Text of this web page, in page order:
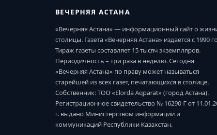
ВЕЧЕРНЯЯ АСТАНА
«Вечерняя Астана» — информационный сайт о
столицы. Газета «Вечерняя Астана» издается с 1990
Тираж газеты составляет 15 тысяч экземпляров.
Периодичность – три раза в неделю. Сегодня
«Вечерняя Астана» по праву может называться
старейшей из всех газет, печатающихся в столице.
Собственник: ТОО «Elorda Aqparat» (город Астана).
Регистрационное свидетельство № 16290-Г от
г. выдано Министерством информации и
коммуникаций Республики Казахстан.